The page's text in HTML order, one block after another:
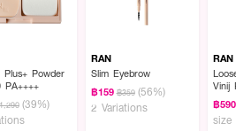
งการปกปิดในแท่งเดียว! ผสาน Concealer และ
นื้อบางเบา เกลี่ยง่าย ไม่ตกร่อง ไม่เป็นคราบ
Powder
PA++++
(39%)
RAN
Slim Eyebrow
฿159 ฿359 (56%)
2 Variations
RAN
Vinij
฿590
size